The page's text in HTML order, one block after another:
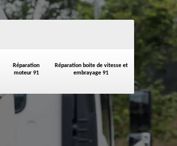
Réparation
moteur 91
Réparation boite de vitesse et
embrayage 91